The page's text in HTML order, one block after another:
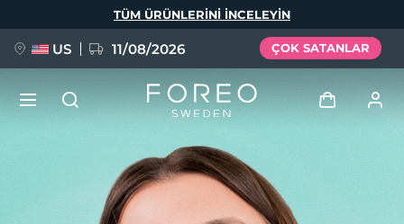
TÜM ÜRÜNLERINI INCELEYIN
US 11/08/2026 ÇOK SATANLAR
Kullanici profi̇li̇
BREAKING NEWS
Dil Seçimi